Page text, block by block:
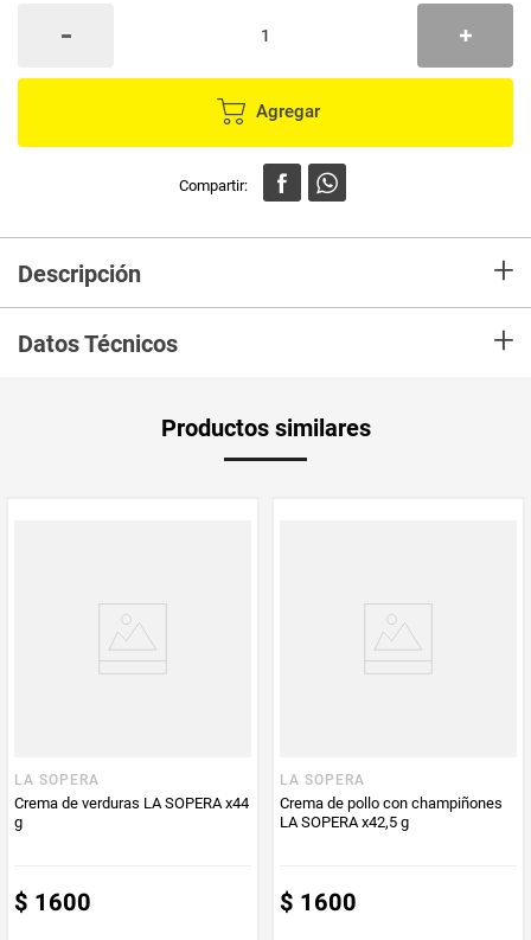
Agregar
Descripción +
Datos Técnicos +
Productos similares
LA SOPERA
Crema de verduras LA SOPERA x44
g
$ 1600
LA SOPERA
Crema de pollo con champiñones
LA SOPERA x42,5 g
$ 1600